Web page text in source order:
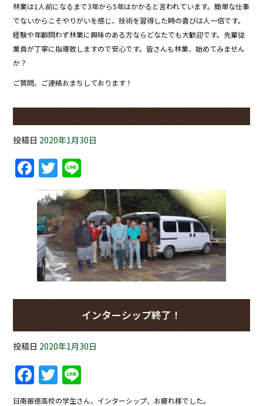
林業は1人前になるまで3年から5年はかかると言われています。簡単な仕事
でないからこそやりがいを感じ、技術を習得した時の喜びは人一倍です。
経験や年齢問わず林業に興味のある方ならどなたでも大歓迎です。先輩従
業員が丁寧に指導致しますので安心です。皆さんも林業、始めてみません
か？
ご質問、ご連絡おまちしております！
投稿日 2020年1月30日
Facebook
Twitter
インターシップ終了！
投稿日 2020年1月30日
Facebook
Twitter
日南振徳高校の学生さん、インターシップ、お疲れ様でした。